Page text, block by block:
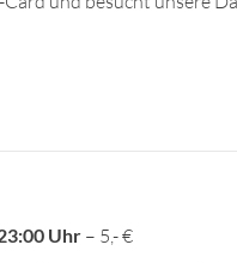
Uhr – 5,- €